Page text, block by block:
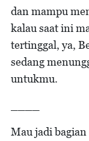
dan mampu
kalau saat ini
tertinggal, ya,
sedang
untukmu.
Mau jadi